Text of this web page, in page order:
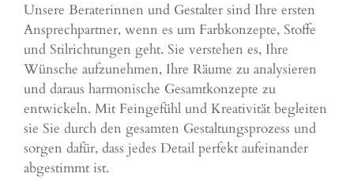
Unsere Beraterinnen und Gestalter sind Ihre ersten
Ansprechpartner, wenn es um Farbkonzepte, Stoffe
und Stilrichtungen geht. Sie verstehen es, Ihre
Wünsche aufzunehmen, Ihre Räume zu analysieren
und daraus harmonische Gesamtkonzepte zu
entwickeln. Mit Feingefühl und Kreativität begleiten
sie Sie durch den gesamten Gestaltungsprozess und
sorgen dafür, dass jedes Detail perfekt aufeinander
abgestimmt ist.